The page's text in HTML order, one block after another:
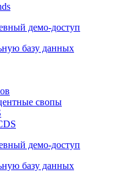
демо-доступ
базу данных
свопы
демо-доступ
базу данных